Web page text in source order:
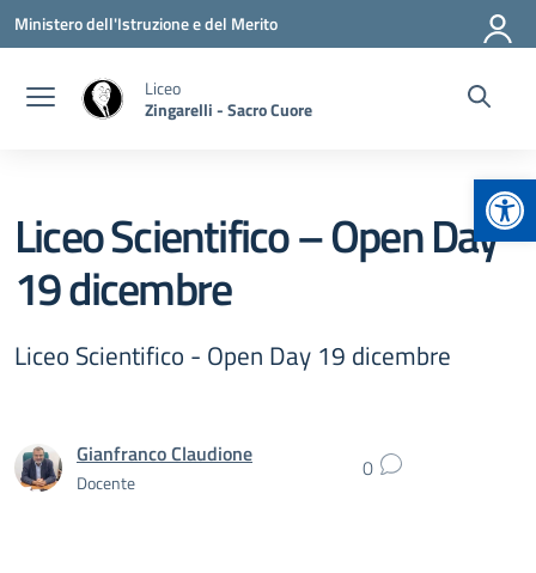
Vai ai contenuti
Vai al menu di navigazione
Vai al footer
Ministero dell'Istruzione e del Merito
Liceo
Zingarelli - Sacro Cuore
Liceo Scientifico – Open Day
19 dicembre
Liceo Scientifico - Open Day 19 dicembre
Gianfranco Claudione
Docente 0